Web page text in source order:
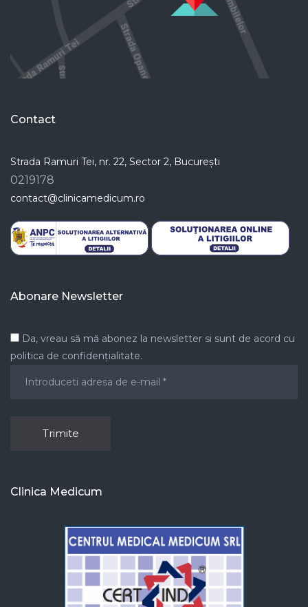
Contact
Strada Ramuri Tei, nr. 22, Sector 2, București
0219178
contact@clinicamedicum.ro
Abonare Newsletter
Da, vreau să mă abonez la newsletter si sunt de acord cu
politica de confidențialitate.
Clinica Medicum